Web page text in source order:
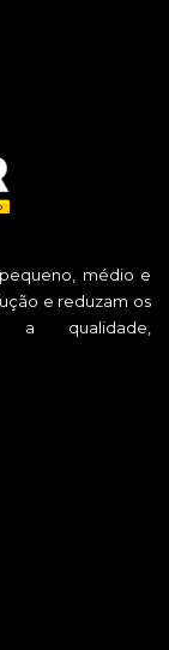
médio e
e reduzam os
a qualidade,